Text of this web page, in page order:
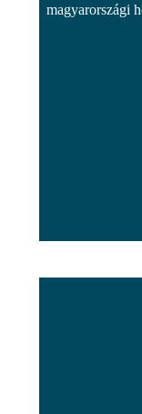
magyarországi